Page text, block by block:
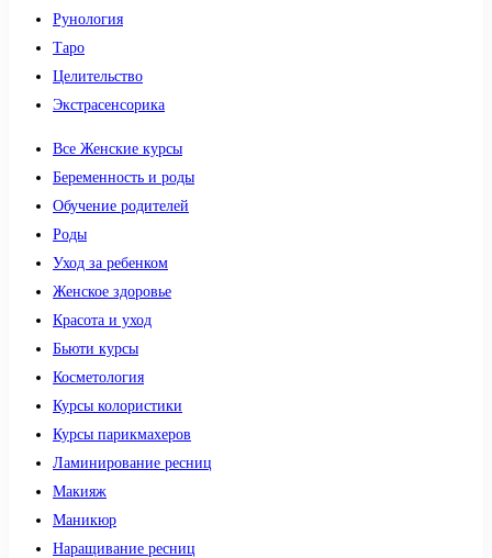
Рунология
Таро
Целительство
Экстрасенсорика
Все Женские курсы
Беременность и роды
Обучение родителей
Роды
Уход за ребенком
Женское здоровье
Красота и уход
Бьюти курсы
Косметология
Курсы колористики
Курсы парикмахеров
Ламинирование ресниц
Макияж
Маникюр
Наращивание ресниц